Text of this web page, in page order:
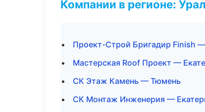
Компании в регионе:
Проект-Строй Бригадир Finish
Мастерская Roof Проект —
СК Этаж Камень — Тюмень
СК Монтаж Инженерия —